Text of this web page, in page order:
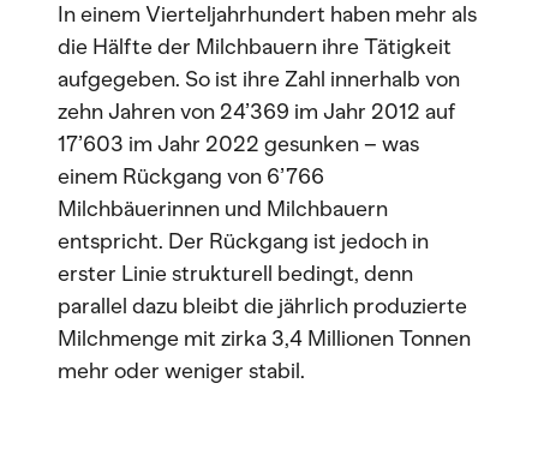
In einem Vierteljahrhundert haben mehr als
die Hälfte der Milchbauern ihre Tätigkeit
aufgegeben. So ist ihre Zahl innerhalb von
zehn Jahren von 24’369 im Jahr 2012 auf
17’603 im Jahr 2022 gesunken – was
einem Rückgang von 6’766
Milchbäuerinnen und Milchbauern
entspricht. Der Rückgang ist jedoch in
erster Linie strukturell bedingt, denn
parallel dazu bleibt die jährlich produzierte
Milchmenge mit zirka 3,4 Millionen Tonnen
mehr oder weniger stabil.